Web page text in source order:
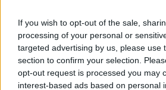
If you wish to opt-out of the sale,
processing of your personal or
targeted advertising by us, please use
section to confirm your selection.
opt-out request is processed you may
interest-based ads based on personal
LIRE AUSSI: